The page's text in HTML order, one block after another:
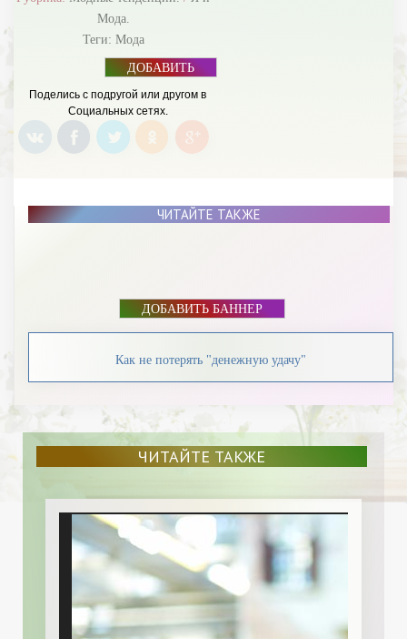
Мода.
Теги: Мода
ДОБАВИТЬ
Поделись с подругой или другом в
Социальных сетях.
ЧИТАЙТЕ ТАКЖЕ
ДОБАВИТЬ БАННЕР
Как не потерять "денежную удачу"
ЧИТАЙТЕ ТАКЖЕ